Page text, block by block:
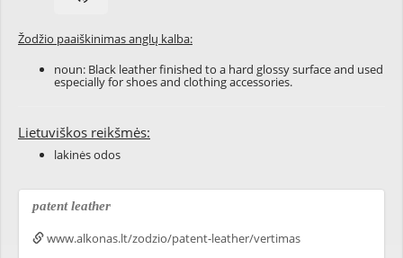
Žodžio paaiškinimas anglų kalba:
noun: Black leather finished to a hard glossy surface and used
especially for shoes and clothing accessories.
Lietuviškos reikšmės:
lakinės odos
patent leather
www.alkonas.lt/zodzio/patent-leather/vertimas